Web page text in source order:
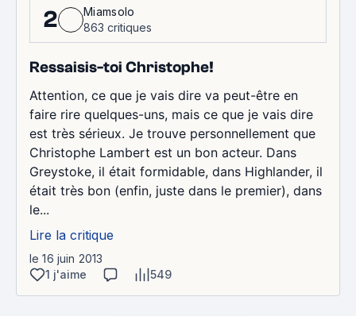
2
Miamsolo
863 critiques
Ressaisis-toi Christophe!
Attention, ce que je vais dire va peut-être en
faire rire quelques-uns, mais ce que je vais dire
est très sérieux. Je trouve personnellement que
Christophe Lambert est un bon acteur. Dans
Greystoke, il était formidable, dans Highlander, il
était très bon (enfin, juste dans le premier), dans
le...
Lire la critique
le 16 juin 2013
1 j'aime
549